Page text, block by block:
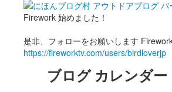
Firework 始めました！
是非、フォローをお願いします
https://fireworktv.com/users/birdloverjp
ブログ カレンダー